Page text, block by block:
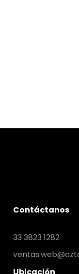
Contáctanos
33 3823 1282